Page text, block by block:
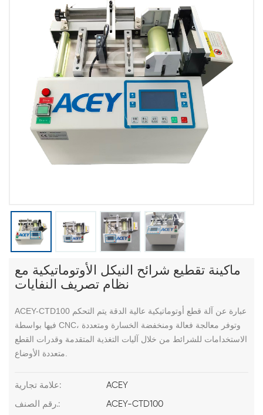
ماكينة تقطيع شرائح النيكل الأوتوماتيكية مع
نظام تصريف النفايات
ACEY-CTD100 عبارة عن آلة قطع أوتوماتيكية عالية الدقة يتم التحكم
فيها بواسطة CNC، وتوفر معالجة فعالة ومنخفضة الخسارة ومتعددة
الاستخدامات للشرائط من خلال آليات التغذية المتقدمة وقدرات القطع
علامة تجارية: ACEY
رقم الصنف.: ACEY-CTD100